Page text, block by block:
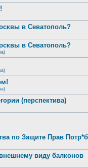
в Севатополь?
в Севатополь?
(перспектива)
по Защите Прав
виду балконов